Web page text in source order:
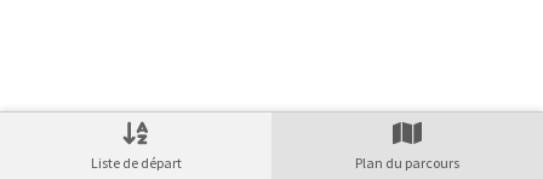
Liste de départ Plan du parcours